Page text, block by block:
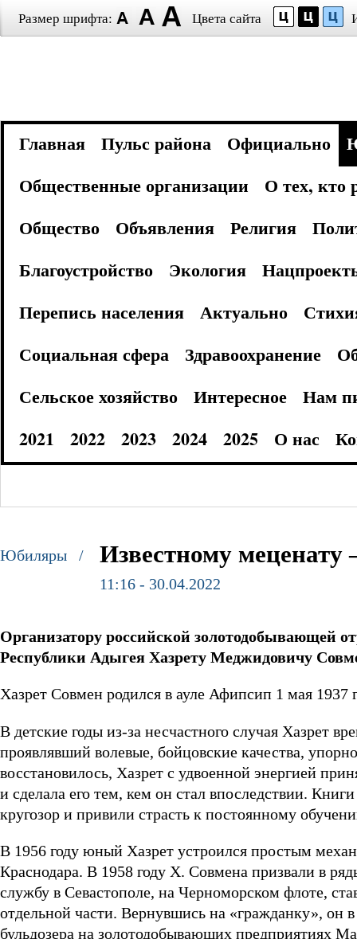
Размер шрифта: Цвета сайта
Главная Пульс района Официально
Общественные организации
О тех, кто
Общество
Объявления Религия
Благоустройство
Экология
Перепись населения
Актуально
Социальная сфера
Здравоохранение
Сельское хозяйство
Интересное
Нам
2021
2022 2023 2024 2025 О нас
Юбиляры / Известному меценату
11:16 - 30.04.2022
Организатору российской золотодобывающей
Республики Адыгея Хазрету Меджидовичу
Хазрет Совмен родился в ауле Афипсип 1 мая
В детские годы из-за несчастного случая Хазрет
проявлявший волевые, бойцовские качества,
восстановилось, Хазрет с удвоенной энергией
и сделала его тем, кем он стал впоследствии.
кругозор и привили страсть к постоянному
В 1956 году юный Хазрет устроился простым
Краснодара. В 1958 году Х. Совмена призвали в
службу в Севастополе, на Черноморском флоте,
отдельной части. Вернувшись на «гражданку», он
бульдозера на золотодобывающих предприятиях